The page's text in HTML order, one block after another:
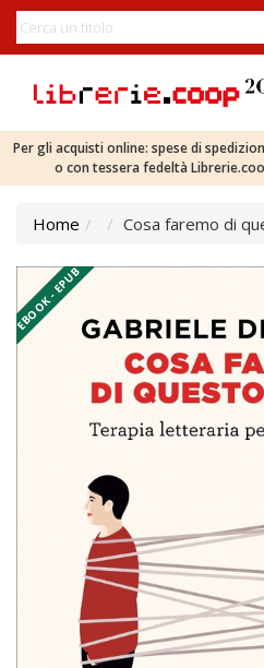
Per gli acquisti online: spese di
o con tessera fedeltà
Home Cosa faremo di
EBOOK - EPUB